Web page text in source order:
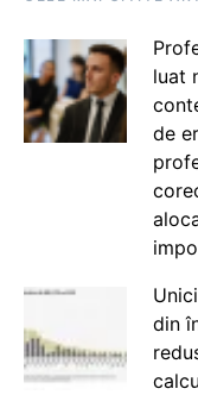
luat
de
din